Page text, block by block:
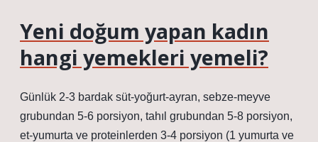
Yeni doğum yapan kadın
hangi yemekleri yemeli?
Günlük 2-3 bardak süt-yoğurt-ayran, sebze-meyve
grubundan 5-6 porsiyon, tahıl grubundan 5-8 porsiyon,
et-yumurta ve proteinlerden 3-4 porsiyon (1 yumurta ve